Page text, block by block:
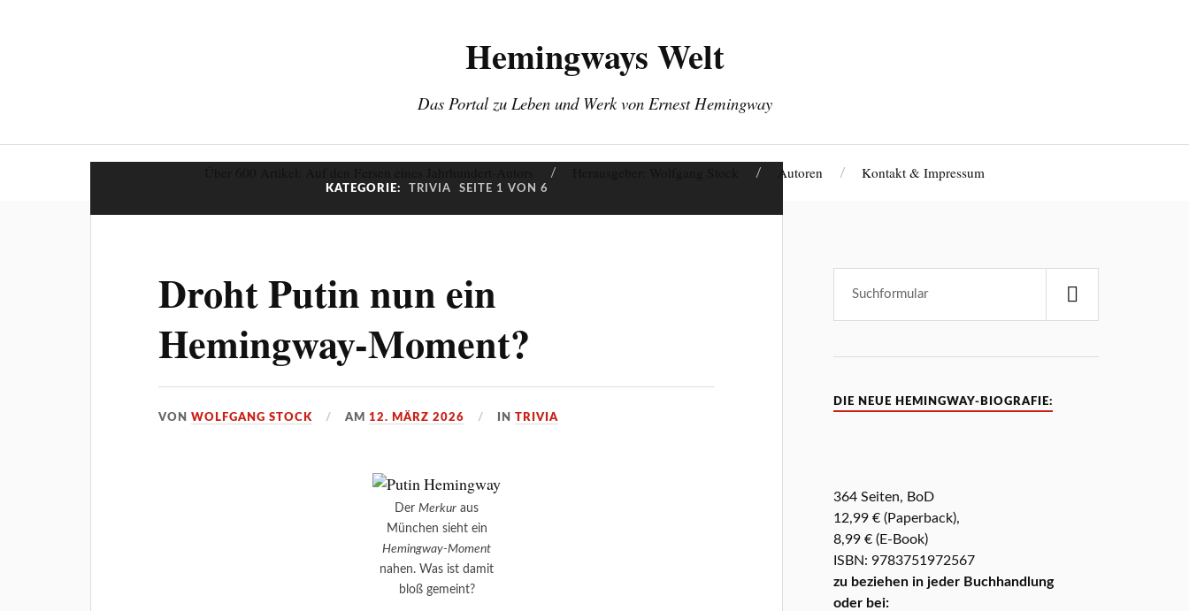
Hemingways Welt
Das Portal zu Leben und Werk von Ernest Hemingway
Autoren Kontakt & Impressum
KATEGORIE: TRIVIA SEITE 1 VON 6
Droht Putin nun ein
Hemingway-Moment?
VONWOLFGANG STOCK AM12. MÄRZ 2026 INTRIVIA
DerMerkur aus
München sieht ein
Hemingway-Moment
nahen. Was ist damit
bloß gemeint?
DIE NEUE HEMINGWAY-BIOGRAFIE:
364 Seiten, BoD
12,99 € (Paperback),
8,99 € (E-Book)
ISBN: 9783751972567
zu beziehen in jeder Buchhandlung
oder bei: